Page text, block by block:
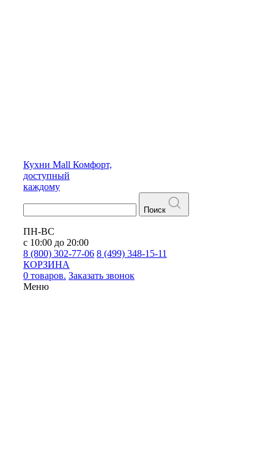
Кухни Mall Комфорт,
доступный
каждому
Поиск
ПН-ВС
с 10:00 до 20:00
8 (800) 302-77-06 8 (499) 348-15-11
КОРЗИНА
0 товаров. Заказать звонок
Меню